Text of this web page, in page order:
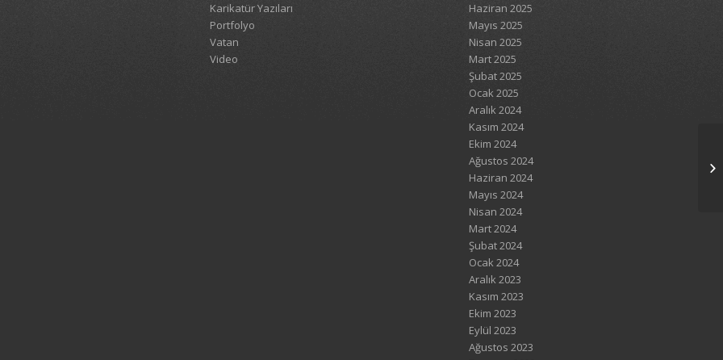
Karikatür Yazıları
Portfolyo
Vatan
Video
Haziran 2025
Mayıs 2025
Nisan 2025
Mart 2025
Şubat 2025
Ocak 2025
Aralık 2024
Kasım 2024
Ekim 2024
Ağustos 2024
Haziran 2024
Mayıs 2024
Nisan 2024
Mart 2024
Şubat 2024
Ocak 2024
Aralık 2023
Kasım 2023
Ekim 2023
Eylül 2023
Ağustos 2023